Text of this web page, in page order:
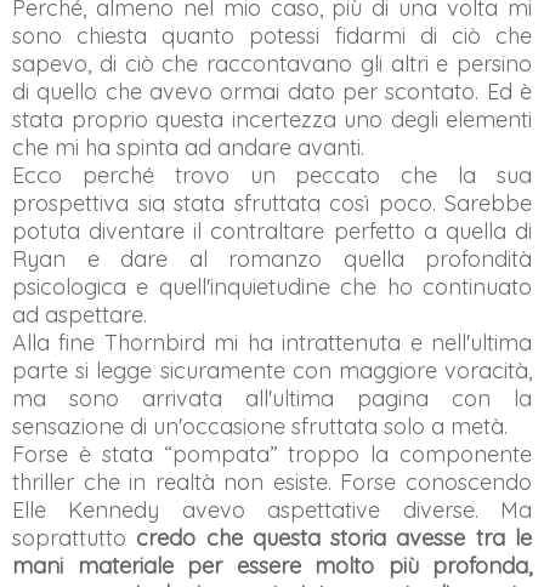
Perché, almeno nel mio caso, più di una volta mi
sono chiesta quanto potessi fidarmi di ciò che
sapevo, di ciò che raccontavano gli altri e persino
di quello che avevo ormai dato per scontato. Ed è
stata proprio questa incertezza uno degli elementi
che mi ha spinta ad andare avanti.
Ecco perché trovo un peccato che la sua
prospettiva sia stata sfruttata così poco. Sarebbe
potuta diventare il contraltare perfetto a quella di
Ryan e dare al romanzo quella profondità
psicologica e quell'inquietudine che ho continuato
ad aspettare.
Alla fine Thornbird mi ha intrattenuta e nell'ultima
parte si legge sicuramente con maggiore voracità,
ma sono arrivata all'ultima pagina con la
sensazione di un'occasione sfruttata solo a metà.
Forse è stata “pompata” troppo la componente
thriller che in realtà non esiste. Forse conoscendo
Elle Kennedy avevo aspettative diverse. Ma
soprattutto credo che questa storia avesse tra le
mani materiale per essere molto più profonda,